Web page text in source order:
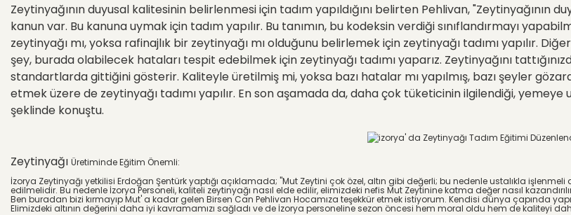
Zeytinyağının duyusal kalitesinin belirlenmesi için tadım yapıldığını belirten Pehlivan, "Zeytinyağının
kanun var. Bu kanuna uymak için tadım yapılır. Bu tanımın, bu kodeksin verdiği sınıflandırmayı
zeytinyağı mı, yoksa rafinajlık bir zeytinyağı mı olduğunu belirlemek için zeytinyağı tadımı yapılır.
şey, burada olabilecek hataları tespit edebilmek için zeytinyağı tadımı yaparız. Zeytinyağını
standartlarda gittiğini gösterir. Kaliteyle üretilmiş mi, yoksa bazı hatalar mı yapılmış, bazı şeyler
etmek üzere de zeytinyağı tadımı yapılır. En son aşamada da, daha çok tüketicinin ilgilendiği, yemeye
şeklinde konuştu.
Zeytinyağı Üretiminde Eğitim Önemli:
İzorya Zeytinyağı yetkilisi Erdoğan Şentürk yaptığı açıklamada; "Mut Zeytini çok özel, altın gibi değerli; bu nedenle ustalıkla
edilmelidir. Bu nedenle İzorya Personeli, kaliteli zeytinyağı nasıl elde edilir, elimizdeki nefis Mut Zeytinine katma değer nasıl
Ben buradan bizi kırmayıp Mut' a kadar gelen Birsen Can Pehlivan Hocamıza teşekkür etmek istiyorum. Kendisi dünya çapında
Elimizdeki altının değerini daha iyi kavramamızı sağladı ve de İzorya personeline sezon öncesi hem moral oldu hem de kaliteyi